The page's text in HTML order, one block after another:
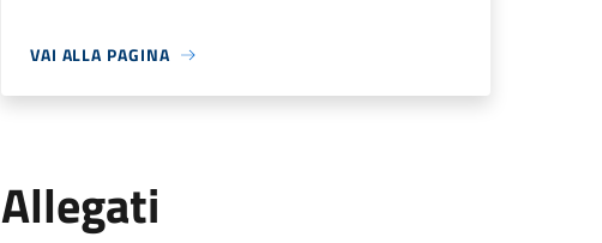
VAI ALLA PAGINA
Allegati